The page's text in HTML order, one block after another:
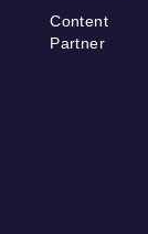
Content
Partner